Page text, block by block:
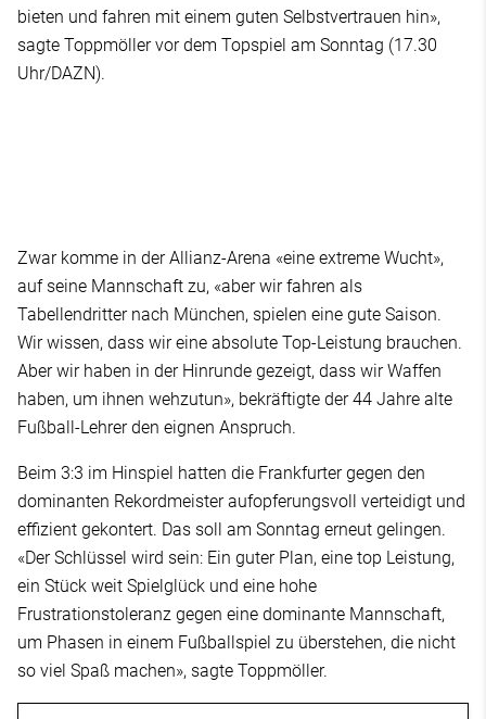
bieten und fahren mit einem guten Selbstvertrauen hin»,
sagte Toppmöller vor dem Topspiel am Sonntag (17.30
Uhr/DAZN).
Zwar komme in der Allianz-Arena «eine extreme Wucht»,
auf seine Mannschaft zu, «aber wir fahren als
Tabellendritter nach München, spielen eine gute Saison.
Wir wissen, dass wir eine absolute Top-Leistung brauchen.
Aber wir haben in der Hinrunde gezeigt, dass wir Waffen
haben, um ihnen wehzutun», bekräftigte der 44 Jahre alte
Fußball-Lehrer den eignen Anspruch.
Beim 3:3 im Hinspiel hatten die Frankfurter gegen den
dominanten Rekordmeister aufopferungsvoll verteidigt und
effizient gekontert. Das soll am Sonntag erneut gelingen.
«Der Schlüssel wird sein: Ein guter Plan, eine top Leistung,
ein Stück weit Spielglück und eine hohe
Frustrationstoleranz gegen eine dominante Mannschaft,
um Phasen in einem Fußballspiel zu überstehen, die nicht
so viel Spaß machen», sagte Toppmöller.